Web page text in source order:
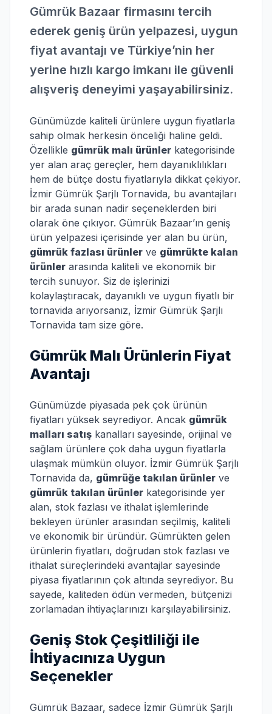
Gümrük Bazaar firmasını tercih
ederek geniş ürün yelpazesi, uygun
fiyat avantajı ve Türkiye’nin her
yerine hızlı kargo imkanı ile güvenli
alışveriş deneyimi yaşayabilirsiniz.
Günümüzde kaliteli ürünlere uygun fiyatlarla
sahip olmak herkesin önceliği haline geldi.
Özellikle gümrük malı ürünler kategorisinde
yer alan araç gereçler, hem dayanıklılıkları
hem de bütçe dostu fiyatlarıyla dikkat çekiyor.
İzmir Gümrük Şarjlı Tornavida, bu avantajları
bir arada sunan nadir seçeneklerden biri
olarak öne çıkıyor. Gümrük Bazaar’ın geniş
ürün yelpazesi içerisinde yer alan bu ürün,
gümrük fazlası ürünler ve gümrükte kalan
ürünler arasında kaliteli ve ekonomik bir
tercih sunuyor. Siz de işlerinizi
kolaylaştıracak, dayanıklı ve uygun fiyatlı bir
tornavida arıyorsanız, İzmir Gümrük Şarjlı
Tornavida tam size göre.
Gümrük Malı Ürünlerin Fiyat
Avantajı
Günümüzde piyasada pek çok ürünün
fiyatları yüksek seyrediyor. Ancak gümrük
malları satış kanalları sayesinde, orijinal ve
sağlam ürünlere çok daha uygun fiyatlarla
ulaşmak mümkün oluyor. İzmir Gümrük Şarjlı
Tornavida da, gümrüğe takılan ürünler ve
gümrük takılan ürünler kategorisinde yer
alan, stok fazlası ve ithalat işlemlerinde
bekleyen ürünler arasından seçilmiş, kaliteli
ve ekonomik bir üründür. Gümrükten gelen
ürünlerin fiyatları, doğrudan stok fazlası ve
ithalat süreçlerindeki avantajlar sayesinde
piyasa fiyatlarının çok altında seyrediyor. Bu
sayede, kaliteden ödün vermeden, bütçenizi
zorlamadan ihtiyaçlarınızı karşılayabilirsiniz.
Geniş Stok Çeşitliliği ile
İhtiyacınıza Uygun
Seçenekler
Gümrük Bazaar, sadece İzmir Gümrük Şarjlı